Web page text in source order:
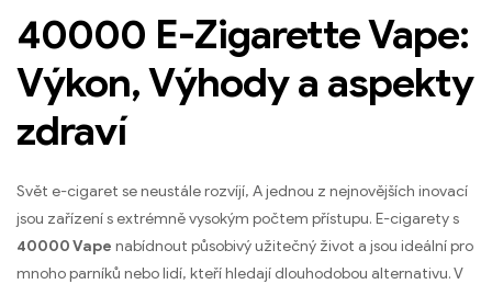
40000 E-Zigarette Vape:
Výkon, Výhody a aspekty
zdraví
Svět e-cigaret se neustále rozvíjí, A jednou z nejnovějších inovací
jsou zařízení s extrémně vysokým počtem přístupu. E-cigarety s
40000 Vape nabídnout působivý užitečný život a jsou ideální pro
mnoho parníků nebo lidí, kteří hledají dlouhodobou alternativu. V